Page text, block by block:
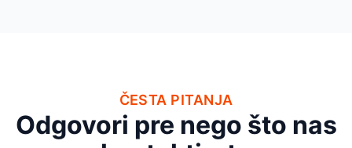
ČESTA PITANJA
Odgovori pre nego što nas